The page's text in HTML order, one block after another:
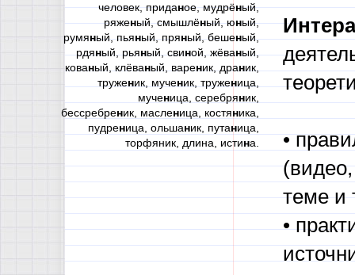
человек, приданое, мудрёный,
ряженый, смышлёный, юный,
румяный, пьяный, пряный, бешеный,
рдяный, рьяный, свиной, жёваный,
кованый, клёваный, вареник, драник,
труженик, мученик, труженица,
мученица, серебряник,
бессребреник, масленица, костяника,
пудреница, ольшаник, путаница,
торфяник, длина, истина.
И
•
теме и
•